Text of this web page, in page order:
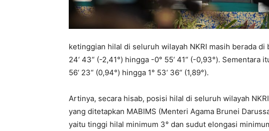
ketinggian hilal di seluruh wilayah NKRI masih berada
24‘ 43“ (-2,41°) hingga -0° 55‘ 41“ (-0,93°). Sementara
56‘ 23“ (0,94°) hingga 1° 53‘ 36“ (1,89°).
Artinya, secara hisab, posisi hilal di seluruh wilayah
yang ditetapkan MABIMS (Menteri Agama Brunei
yaitu tinggi hilal minimum 3° dan sudut elongasi